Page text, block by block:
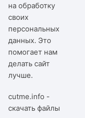
на обработку
своих
персональных
данных. Это
помогает нам
делать сайт
лучше.
cutme.info -
скачать файлы